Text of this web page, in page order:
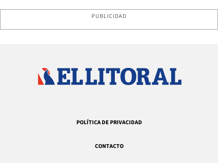
PUBLICIDAD
POLÍTICA DE PRIVACIDAD
CONTACTO